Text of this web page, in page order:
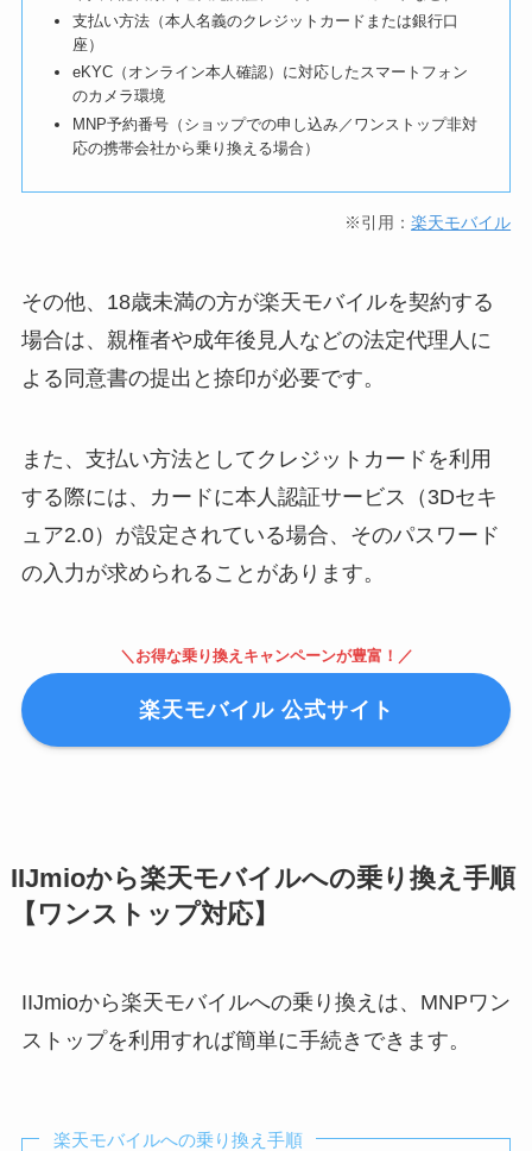
支払い方法（本人名義のクレジットカードまたは銀行口
座）
eKYC（オンライン本人確認）に対応したスマートフォン
のカメラ環境
MNP予約番号（ショップでの申し込み／ワンストップ非対
応の携帯会社から乗り換える場合）
※引用：楽天モバイル
その他、18歳未満の方が楽天モバイルを契約する
場合は、親権者や成年後見人などの法定代理人に
よる同意書の提出と捺印が必要です。
また、支払い方法としてクレジットカードを利用
する際には、カードに本人認証サービス（3Dセキ
ュア2.0）が設定されている場合、そのパスワード
の入力が求められることがあります。
＼お得な乗り換えキャンペーンが豊富！／
楽天モバイル 公式サイト
IIJmioから楽天モバイルへの乗り換え手順
【ワンストップ対応】
IIJmioから楽天モバイルへの乗り換えは、MNPワン
ストップを利用すれば簡単に手続きできます。
楽天モバイルへの乗り換え手順